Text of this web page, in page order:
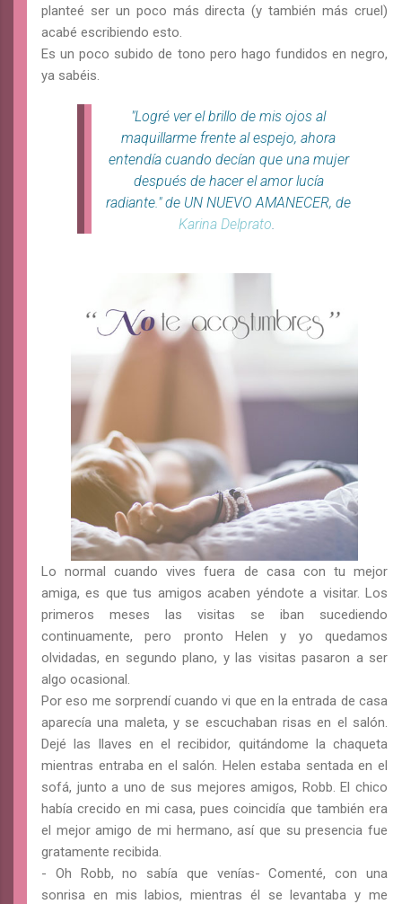
planteé ser un poco más directa (y también más cruel)
acabé escribiendo esto.
Es un poco subido de tono pero hago fundidos en negro,
ya sabéis.
"Logré ver el brillo de mis ojos al
maquillarme frente al espejo, ahora
entendía cuando decían que una mujer
después de hacer el amor lucía
radiante." de UN NUEVO AMANECER, de
Karina Delprato.
Lo normal cuando vives fuera de casa con tu mejor
amiga, es que tus amigos acaben yéndote a visitar. Los
primeros meses las visitas se iban sucediendo
continuamente, pero pronto Helen y yo quedamos
olvidadas, en segundo plano, y las visitas pasaron a ser
algo ocasional.
Por eso me sorprendí cuando vi que en la entrada de casa
aparecía una maleta, y se escuchaban risas en el salón.
Dejé las llaves en el recibidor, quitándome la chaqueta
mientras entraba en el salón. Helen estaba sentada en el
sofá, junto a uno de sus mejores amigos, Robb. El chico
había crecido en mi casa, pues coincidía que también era
el mejor amigo de mi hermano, así que su presencia fue
gratamente recibida.
- Oh Robb, no sabía que venías- Comenté, con una
sonrisa en mis labios, mientras él se levantaba y me